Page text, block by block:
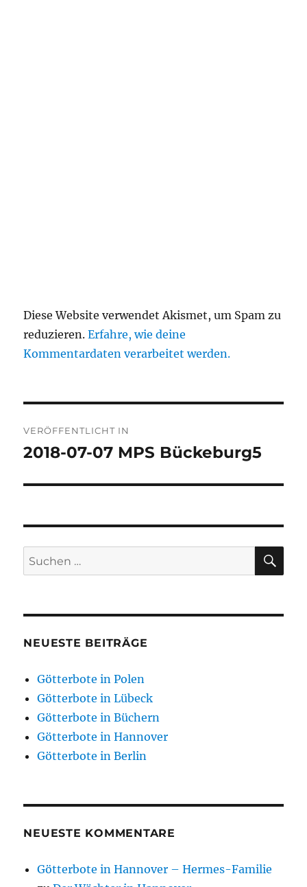
Diese Website verwendet Akismet, um Spam zu
reduzieren.Erfahre, wie deine
Kommentardaten verarbeitet werden.
VERÖFFENTLICHT IN
2018-07-07 MPS Bückeburg5
Suchen
nach:
NEUESTE BEITRÄGE
Götterbote in Polen
Götterbote in Lübeck
Götterbote in Büchern
Götterbote in Hannover
Götterbote in Berlin
NEUESTE KOMMENTARE
Götterbote in Hannover – Hermes-Familie